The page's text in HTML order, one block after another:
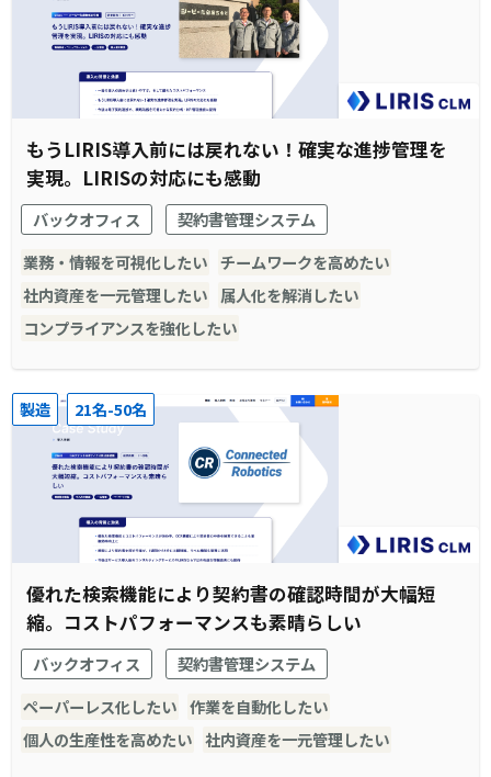
もうLIRIS導入前には戻れない！確実な進捗管理を
実現。LIRISの対応にも感動
バックオフィス
契約書管理システム
業務・情報を可視化したい チームワークを高めたい
社内資産を一元管理したい 属人化を解消したい
コンプライアンスを強化したい
製造 21名-50名
優れた検索機能により契約書の確認時間が大幅短
縮。コストパフォーマンスも素晴らしい
バックオフィス
契約書管理システム
ペーパーレス化したい 作業を自動化したい
個人の生産性を高めたい 社内資産を一元管理したい